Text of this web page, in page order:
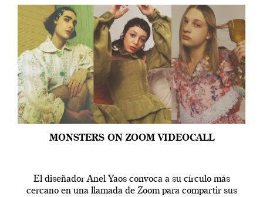
MONSTERS ON ZOOM VIDEOCALL
El diseñador Anel Yaos convoca a su círculo más
cercano en una llamada de Zoom para compartir sus